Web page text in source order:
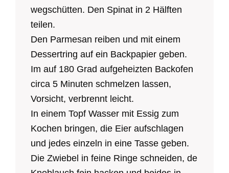
wegschütten. Den Spinat in 2 Hälften
teilen.
Den Parmesan reiben und mit einem
Dessertring auf ein Backpapier geben.
Im auf 180 Grad aufgeheizten Backofen
circa 5 Minuten schmelzen lassen,
Vorsicht, verbrennt leicht.
In einem Topf Wasser mit Essig zum
Kochen bringen, die Eier aufschlagen
und jedes einzeln in eine Tasse geben.
Die Zwiebel in feine Ringe schneiden, de